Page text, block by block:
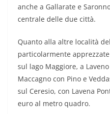
anche a Gallarate e
centrale delle due città.
Quanto alla altre località
particolarmente
sul lago Maggiore, a
Maccagno con Pino e
sul Ceresio, con Lavena
euro al metro quadro.